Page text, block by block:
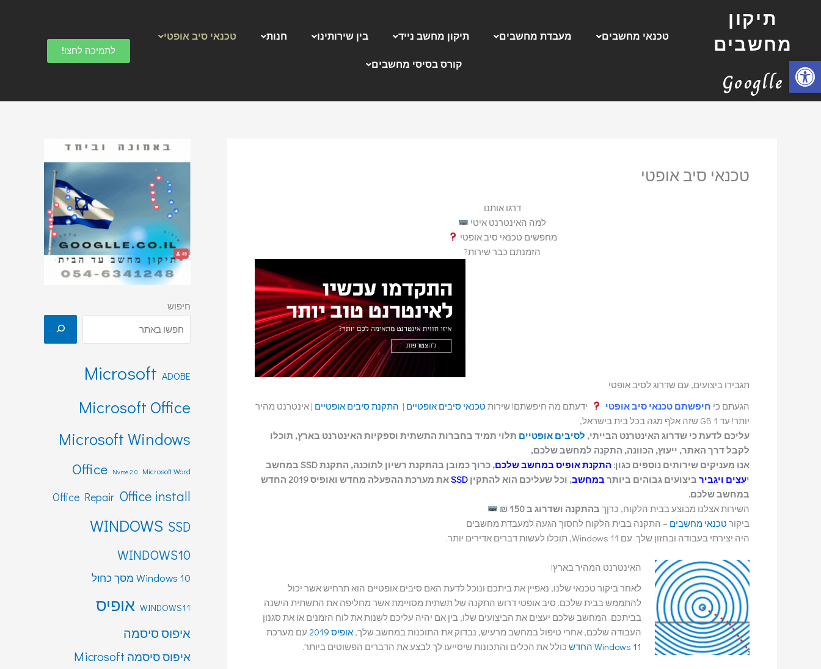
פתח סרגל נגישות
תיקון
מחשבים
Googlle
טכנאי מחשבים מעבדת מחשבים תיקון מחשב נייד בין שירותינו חנות טכנאי סיב אופטי
קורס בסיסי מחשבים
לתמיכה לחצו!
טכנאי סיב אופטי
דרגו אותנו
למה האינטרנט איטי
מחפשים טכנאי סיב אופטי
הזמנתם כבר שירות?
תגבירו ביצועים, עם שדרוג לסיב אופטי
הגעתם כי חיפשתם טכנאי סיב אופטי ידעתם מה חיפשתם! שירות טכנאי סיבים אופטיים | התקנת סיבים אופטיים | אינטרנט מהיר
יותר! עד 1 GB שזה אלף מגה בכל בית בישראל,
עליכם לדעת כי שדרוג האינטרנט הבייתי, לסיבים אופטיים תלוי תמיד בחברות התשתית וספקיות האינטרנט בארץ, תוכלו
לקבל דרך האתר, ייעוץ, הכוונה, התקנה למחשב שלכם,
אנו מעניקים שירותים נוספים כגון: התקנת אופיס במחשב שלכם
, כרוך כמובן בהתקנת רשיון לתוכנה, התקנת SSD במחשב
יעצים ויגביר ביצועים גבוהים ביותר במחשב, וכל שעליכם הוא להתקין SSD
את מערכת ההפעלה מחדש ואופיס 2019 החדש
במחשב שלכם.
השירות אצלנו מבוצע בבית הלקוח, כרןך בהתקנה ושדרוג ב 150 ₪
ביקור טכנאי מחשבים – התקנה בבית הלקוח לחסוך הגעה למעבדת מחשבים
היה יצירתי בעבודה ובחזון שלך. עם Windows 11, תוכלו לעשות דברים אדירים יותר.
האינטרנט המהיר בארץ!
לאחר ביקור טכנאי שלנו, נאפיין את ביתכם ונוכל לדעת האם סיבים אופטיים הוא תרחיש אשר יכול
להתממש בבית שלכם. סיב אופטי דרוש התקנה של תשתית מסויימת אשר מחליפה את התשתית הישנה
בביתכם. המחשב שלכם יעצים את הביצועים שלו, בין אם יהיה עליכם לשנות את לוח הזמנים או את סגנון
העבודה שלכם, אחרי טיפול במחשב מרעיש, נבדוק את התוכנות במחשב שלך,אופיס 2019
עם מערכת
Windows 11 החדש
כולל את הכלים והתכונות שיסייעו לך לבצע את הדברים הפשוטים ביותר.
חיפוש
ADOBE
Microsoft
Microsoft Office
Microsoft Windows
Microsoft Word
Nvme 2.0
Office
Office install
Office Repair
SSD
WINDOWS
WINDOWS10
Windows 10 מסך כחול
WINDOWS11 אופיס
איפוס סיסמה
איפוס סיסמה Microsoft
י